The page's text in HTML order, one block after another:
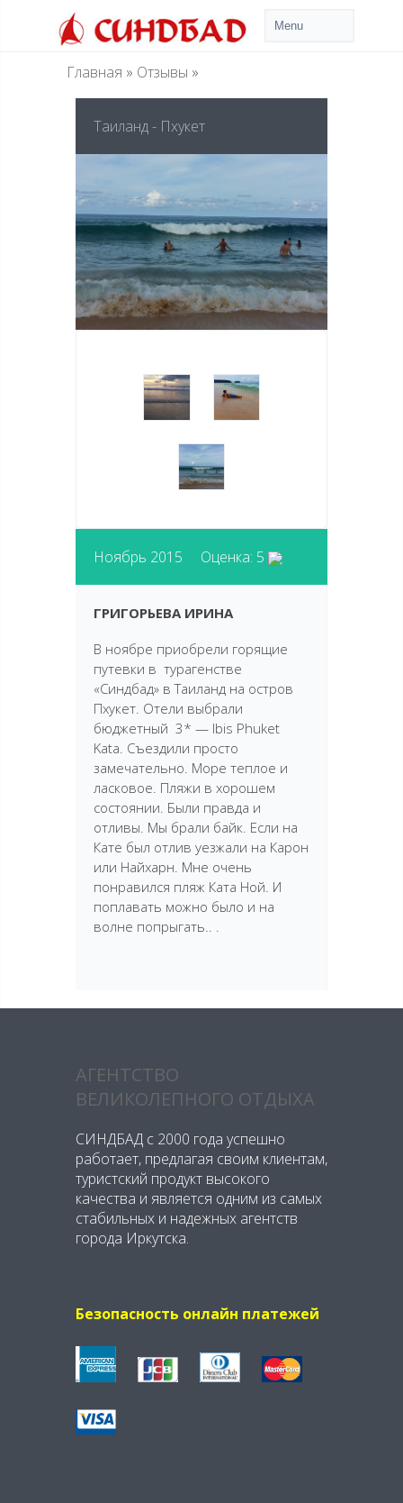
Главная » Отзывы »
Таиланд - Пхукет
Ноябрь 2015 Оценка: 5
ГРИГОРЬЕВА ИРИНА
В ноябре приобрели горящие
путевки в турагенстве
«Синдбад» в Таиланд на остров
Пхукет. Отели выбрали
бюджетный 3* — Ibis Phuket
Kata. Съездили просто
замечательно. Море теплое и
ласковое. Пляжи в хорошем
состоянии. Были правда и
отливы. Мы брали байк. Если на
Кате был отлив уезжали на Карон
или Найхарн. Мне очень
понравился пляж Ката Ной. И
поплавать можно было и на
волне попрыгать.. .
АГЕНТСТВО
ВЕЛИКОЛЕПНОГО ОТДЫХА
СИНДБАД с 2000 года успешно
работает, предлагая своим клиентам,
туристский продукт высокого
качества и является одним из самых
стабильных и надежных агентств
города Иркутска.
Безопасность онлайн платежей